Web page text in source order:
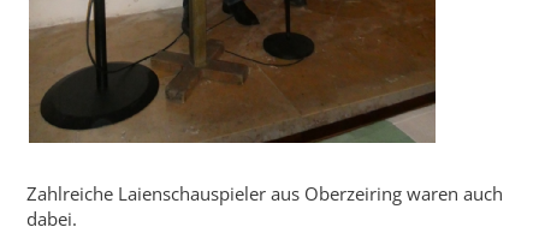
Zahlreiche Laienschauspieler aus Oberzeiring waren auch
dabei.